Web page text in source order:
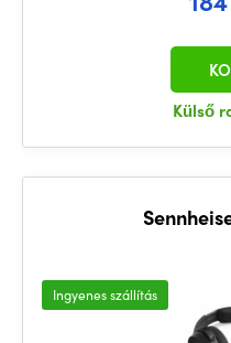
Külső
Ingyenes szállítás